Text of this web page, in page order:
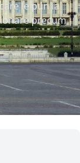
le pun la
precum